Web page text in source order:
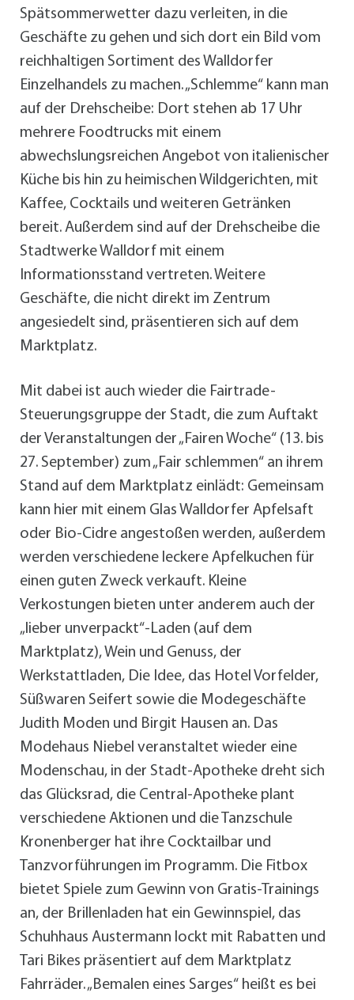
Spätsommerwetter dazu verleiten, in die
Geschäfte zu gehen und sich dort ein Bild vom
reichhaltigen Sortiment des Walldorfer
Einzelhandels zu machen. „Schlemme“ kann man
auf der Drehscheibe: Dort stehen ab 17 Uhr
mehrere Foodtrucks mit einem
abwechslungsreichen Angebot von italienischer
Küche bis hin zu heimischen Wildgerichten, mit
Kaffee, Cocktails und weiteren Getränken
bereit. Außerdem sind auf der Drehscheibe die
Stadtwerke Walldorf mit einem
Informationsstand vertreten. Weitere
Geschäfte, die nicht direkt im Zentrum
angesiedelt sind, präsentieren sich auf dem
Marktplatz.
Mit dabei ist auch wieder die Fairtrade-
Steuerungsgruppe der Stadt, die zum Auftakt
der Veranstaltungen der „Fairen Woche“ (13. bis
27. September) zum „Fair schlemmen“ an ihrem
Stand auf dem Marktplatz einlädt: Gemeinsam
kann hier mit einem Glas Walldorfer Apfelsaft
oder Bio-Cidre angestoßen werden, außerdem
werden verschiedene leckere Apfelkuchen für
einen guten Zweck verkauft. Kleine
Verkostungen bieten unter anderem auch der
„lieber unverpackt“-Laden (auf dem
Marktplatz), Wein und Genuss, der
Werkstattladen, Die Idee, das Hotel Vorfelder,
Süßwaren Seifert sowie die Modegeschäfte
Judith Moden und Birgit Hausen an. Das
Modehaus Niebel veranstaltet wieder eine
Modenschau, in der Stadt-Apotheke dreht sich
das Glücksrad, die Central-Apotheke plant
verschiedene Aktionen und die Tanzschule
Kronenberger hat ihre Cocktailbar und
Tanzvorführungen im Programm. Die Fitbox
bietet Spiele zum Gewinn von Gratis-Trainings
an, der Brillenladen hat ein Gewinnspiel, das
Schuhhaus Austermann lockt mit Rabatten und
Tari Bikes präsentiert auf dem Marktplatz
Fahrräder. „Bemalen eines Sarges“ heißt es bei